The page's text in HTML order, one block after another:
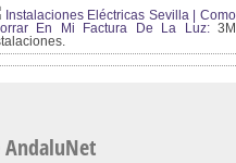
Instalaciones Eléctricas Sevilla | Como
En Mi Factura De La Luz:3M
AndaluNet